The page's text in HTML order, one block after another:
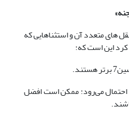
های متعدد آن و استثناهایی که
کرد این است که:
حضرت عیسی و یحیی8 دو احتمال می‌رود: ممکن است افضل